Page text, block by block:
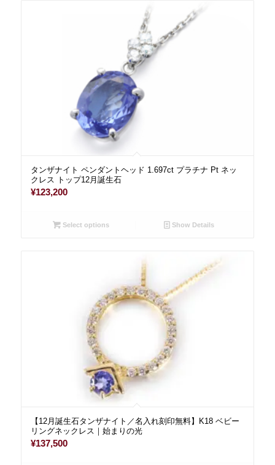
タンザナイト ペンダントヘッド 1.697ct プラチナ Pt ネッ
クレス トップ12月誕生石
¥123,200
Select options Show Details
【12月誕生石タンザナイト／名入れ刻印無料】K18 ベビー
リングネックレス｜始まりの光
¥137,500